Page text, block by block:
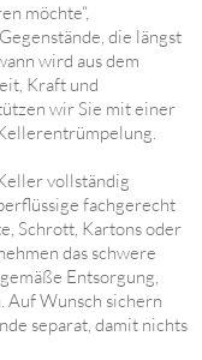
möchte“,
die längst
wird aus dem
Kraft und
wir Sie mit einer
vollständig
fachgerecht
Schrott, Kartons oder
das schwere
Entsorgung,
Auf Wunsch sichern
separat, damit nichts